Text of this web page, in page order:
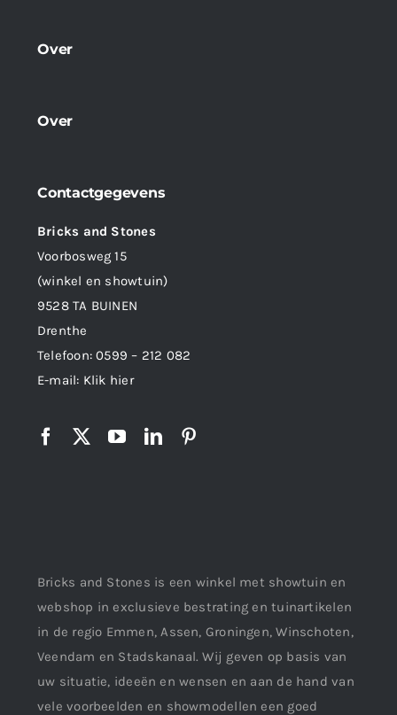
Over
Over
Contactgegevens
Bricks and Stones
Voorbosweg 15
(winkel en showtuin)
9528 TA BUINEN
Drenthe
Telefoon:0599 – 212 082
E-mail: Klik hier
Bricks and Stones is een winkel met showtuin en
webshop in exclusieve bestrating en tuinartikelen
in de regio Emmen, Assen, Groningen, Winschoten,
Veendam en Stadskanaal. Wij geven op basis van
uw situatie, ideeën en wensen en aan de hand van
vele voorbeelden en showmodellen een goed